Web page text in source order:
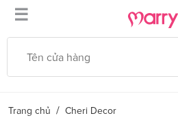
☰
Trang chủ / Cheri Decor